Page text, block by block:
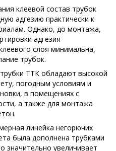
клеевой состав трубок
адгезию практически к
Однако, до монтажа,
адгезия
слоя минимальна,
трубок.
ТТК обладают высокой
погодным условиям и
в помещениях с
а также для монтажа
линейка негорючих
была дополнена трубками
значительно увеличивает